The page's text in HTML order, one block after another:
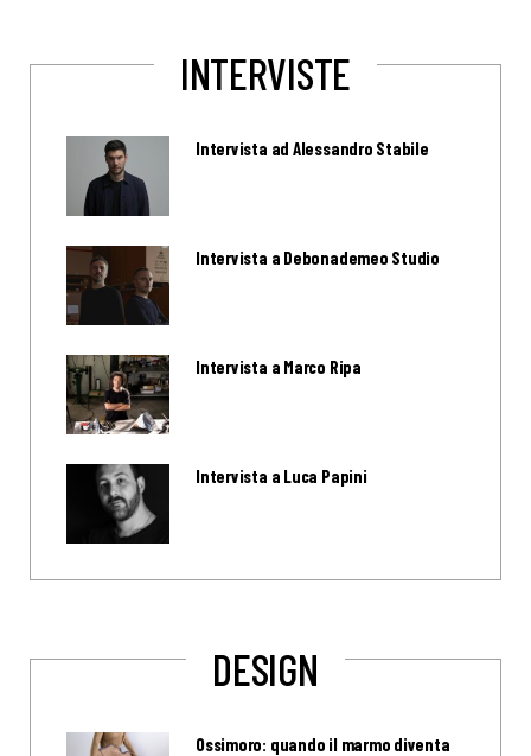
INTERVISTE
Intervista ad Alessandro Stabile
Intervista a Debonademeo Studio
Intervista a Marco Ripa
Intervista a Luca Papini
DESIGN
Ossimoro: quando il marmo diventa